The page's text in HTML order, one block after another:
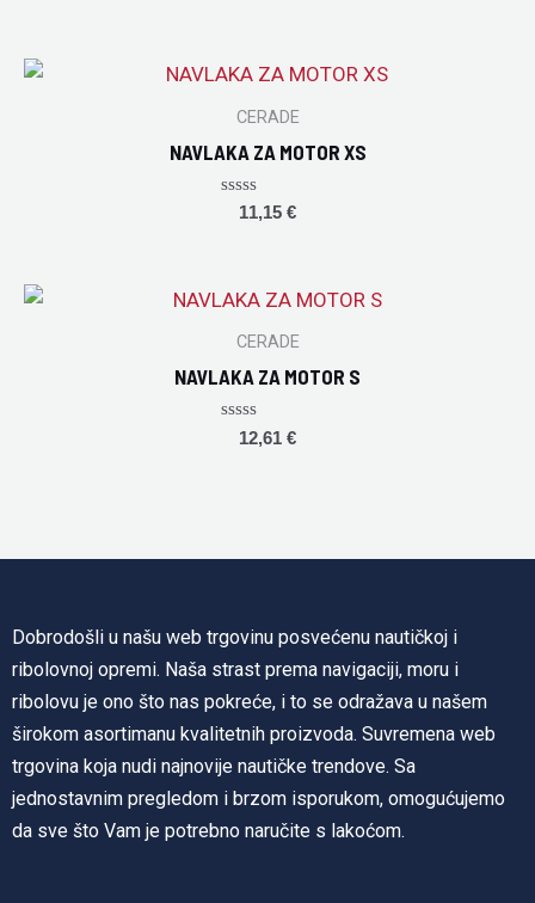
CERADE
NAVLAKA ZA MOTOR XS
Rated
11,15 €
CERADE
NAVLAKA ZA MOTOR S
Rated
12,61 €
Dobrodošli u našu web trgovinu posvećenu nautičkoj i
ribolovnoj opremi. Naša strast prema navigaciji, moru i
ribolovu je ono što nas pokreće, i to se odražava u našem
širokom asortimanu kvalitetnih proizvoda. Suvremena web
trgovina koja nudi najnovije nautičke trendove. Sa
jednostavnim pregledom i brzom isporukom, omogućujemo
da sve što Vam je potrebno naručite s lakoćom.